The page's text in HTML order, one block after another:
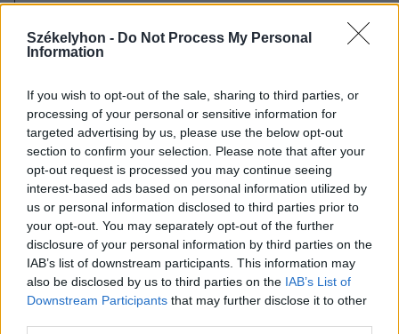
Székelyhon - Do Not Process My Personal
Information
If you wish to opt-out of the sale, sharing to third parties, or
processing of your personal or sensitive information for
targeted advertising by us, please use the below opt-out
section to confirm your selection. Please note that after your
opt-out request is processed you may continue seeing
interest-based ads based on personal information utilized by
us or personal information disclosed to third parties prior to
your opt-out. You may separately opt-out of the further
disclosure of your personal information by third parties on the
IAB’s list of downstream participants. This information may
also be disclosed by us to third parties on the IAB’s List of
Downstream Participants that may further disclose it to other